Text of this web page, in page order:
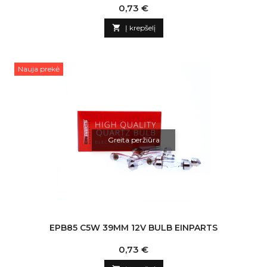
Kaina
0,73 €
 Į krepšelį
Nauja prekė
Greita peržiūra
EPB85 C5W 39MM 12V BULB EINPARTS
Kaina
0,73 €